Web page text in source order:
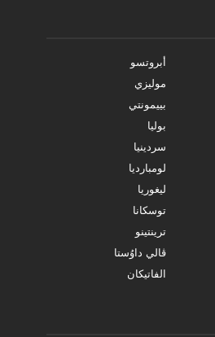
أبروتسو
موليزي
بييمونتي
بوليا
سردينيا
لومبارديا
ليغوريا
توسكانا
ترينتينو
ڤالي داوُستا
الفاتيكان